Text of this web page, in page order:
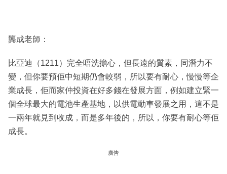
龔成老師：
比亞迪（1211）完全唔洗擔心，但長遠的質素，同潛力不
變，但你要預佢中短期仍會較弱，所以要有耐心，慢慢等企
業成長，佢而家仲投資在好多錢在發展方面，例如建立緊一
個全球最大的電池生產基地，以供電動車發展之用，這不是
一兩年就見到收成，而是多年後的，所以，你要有耐心等佢
成長。
廣告